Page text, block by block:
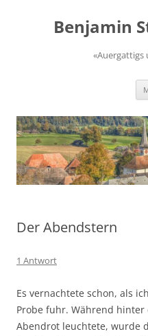
springenBenjamin
«Auergattigs
Der Abendstern
1 Antwort
Es vernachtete schon, als
Probe fuhr. Während hinter
Abendrot leuchtete, wurde